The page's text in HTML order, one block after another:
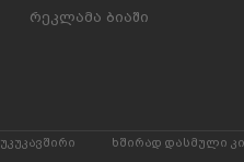
რეკლამა ბიაში
უკუკავშირი ხშირად დასმული